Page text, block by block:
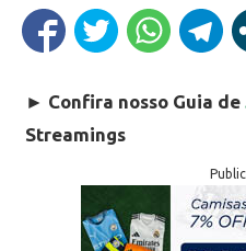
► Confira nosso Guia de
Streamings